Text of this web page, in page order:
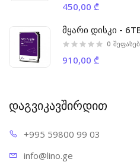
450,00 ₾
მყარი დისკი -
0
910,00 ₾
დაგვიკავშირდით
+995 59800 99 03
info@lino.ge